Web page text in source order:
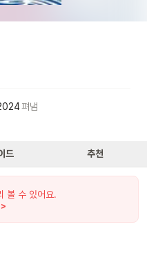
펴냄
드 추천
볼 수 있어요.
>